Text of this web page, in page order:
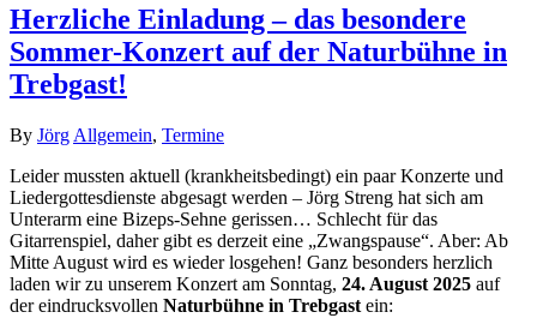
Herzliche Einladung – das besondere
Sommer-Konzert auf der Naturbühne in
Trebgast!
By Jörg Allgemein, Termine
Leider mussten aktuell (krankheitsbedingt) ein paar Konzerte und
Liedergottesdienste abgesagt werden – Jörg Streng hat sich am
Unterarm eine Bizeps-Sehne gerissen… Schlecht für das
Gitarrenspiel, daher gibt es derzeit eine „Zwangspause“. Aber: Ab
Mitte August wird es wieder losgehen! Ganz besonders herzlich
laden wir zu unserem Konzert am Sonntag, 24. August 2025 auf
der eindrucksvollen Naturbühne in Trebgast ein: